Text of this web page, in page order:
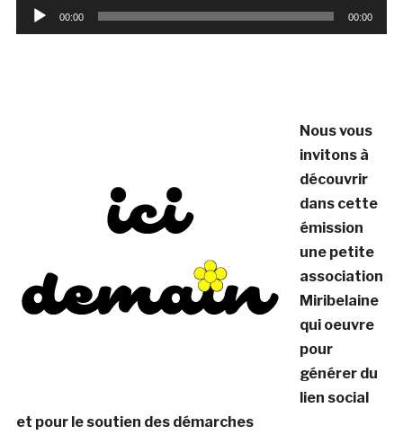
Lecteur
audio
00:00 00:00
Nous vous
invitons à
découvrir
dans cette
émission
une petite
association
Miribelaine
qui oeuvre
pour
générer du
lien social
et pour le soutien des démarches